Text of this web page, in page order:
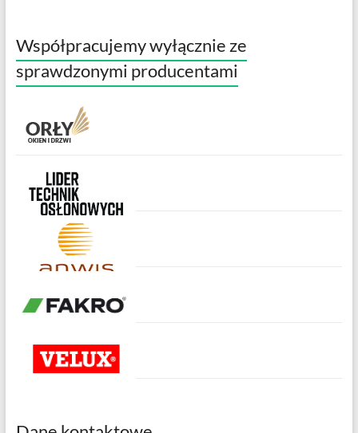
Współpracujemy wyłącznie ze
sprawdzonymi producentami